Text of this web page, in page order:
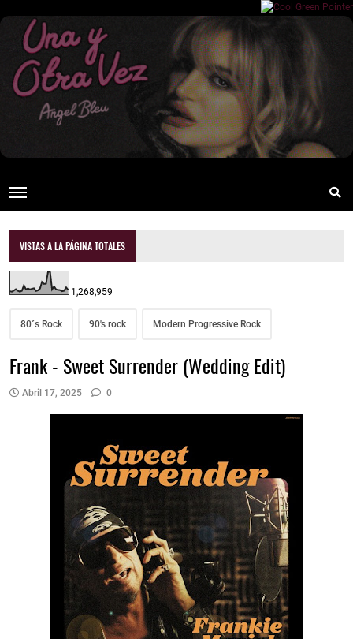
VISTAS A LA PÁGINA TOTALES
1,268,959
80´s Rock 90's rock Modern Progressive Rock
Frank - Sweet Surrender (Wedding Edit)
Abril 17, 2025 0